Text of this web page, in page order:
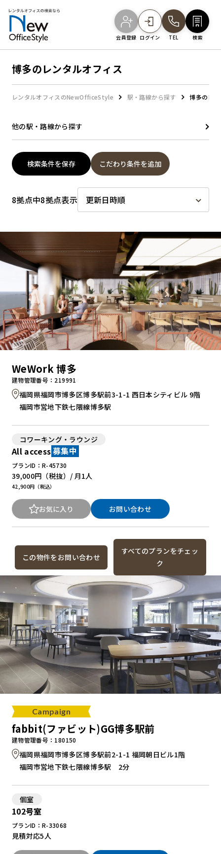
会員登録 ログイン TEL 検索
オフィスを探す
駅・路線から探す
地図から探す
キャンペーンから探す
ブランドから探す
オフィススタイルから探す
お問い合わせフォーム
New Office Styleとは
よくある質問
博多のレンタルオフィス
レンタルオフィスのNewOfficeStyle 駅・路線から探す 博多のレ
他の駅・路線から探す
検索条件を保存 こだわり条件を追加
8拠点中8拠点表示
WeWork 博多
建物管理番号：219991
福岡県福岡市博多区博多駅前3-1-1 西日本シティビル 9階
福岡市営地下鉄七隈線博多駅
コワーキング・ラウンジ
All access 募集中
プランID：R-45730
39,000円 （税抜）/ 月
42,900円（税込）
1人
お気に入り お問い合わせ
この物件をお問い合わせ
すべてのプランをチェッ
ク
Campaign
fabbit(ファビット)GG博多駅前
建物管理番号：180150
福岡県福岡市博多区博多駅前2-1-1 福岡朝日ビル1階
福岡市営地下鉄七隈線博多駅 2分
個室
102号室
プランID：R-33068
見積対応5人